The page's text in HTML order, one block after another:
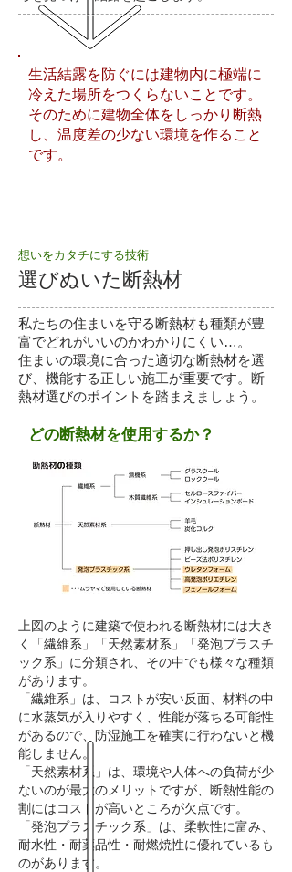
生活結露を防ぐには建物内に極端に
冷えた場所をつくらないことです。
そのために建物全体をしっかり断熱
し、温度差の少ない環境を作ること
です。
想いをカタチにする技術
選びぬいた断熱材
私たちの住まいを守る断熱材も種類が豊
富でどれがいいのかわかりにくい…。
住まいの環境に合った適切な断熱材を選
び、機能する正しい施工が重要です。断
熱材選びのポイントを踏まえましょう。
どの断熱材を使用するか？
上図のように建築で使われる断熱材には大き
く「繊維系」「天然素材系」「発泡プラスチ
ック系」に分類され、その中でも様々な種類
があります。
「繊維系」は、コストが安い反面、材料の中
に水蒸気が入りやすく、性能が落ちる可能性
があるので、防湿施工を確実に行わないと機
能しません。
「天然素材系」は、環境や人体への負荷が少
ないのが最大のメリットですが、断熱性能の
割にはコストが高いところが欠点です。
「発泡プラスチック系」は、柔軟性に富み、
耐水性・耐薬品性・耐燃焼性に優れているも
のがあります。